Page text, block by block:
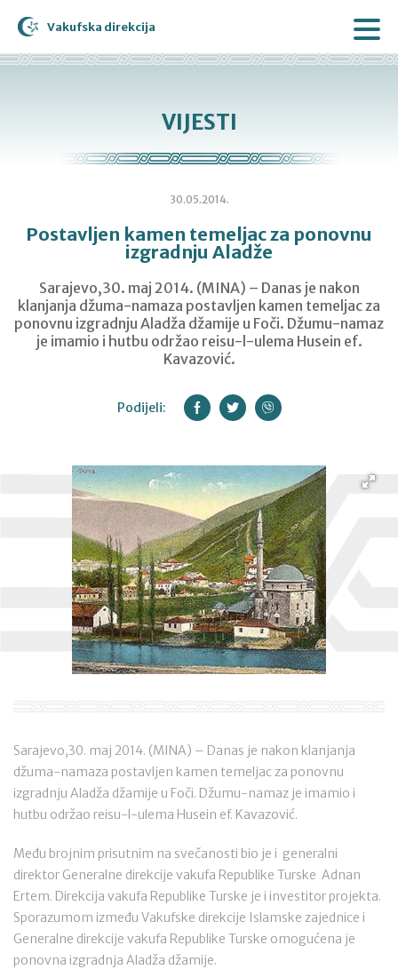
Vakufska direkcija
VIJESTI
30.05.2014.
Postavljen kamen temeljac za ponovnu
izgradnju Aladže
Sarajevo,30. maj 2014. (MINA) – Danas je nakon
klanjanja džuma-namaza postavljen kamen temeljac za
ponovnu izgradnju Aladža džamije u Foči. Džumu-namaz
je imamio i hutbu održao reisu-l-ulema Husein ef.
Kavazović.
Podijeli:
Sarajevo,30. maj 2014. (MINA) – Danas je nakon klanjanja
džuma-namaza postavljen kamen temeljac za ponovnu
izgradnju Aladža džamije u Foči. Džumu-namaz je imamio i
hutbu održao reisu-l-ulema Husein ef. Kavazović.
Među brojnim prisutnim na svečanosti bio je i generalni
direktor Generalne direkcije vakufa Republike Turske Adnan
Ertem. Direkcija vakufa Republike Turske je i investitor projekta.
Sporazumom između Vakufske direkcije Islamske zajednice i
Generalne direkcije vakufa Republike Turske omogućena je
ponovna izgradnja Aladža džamije.